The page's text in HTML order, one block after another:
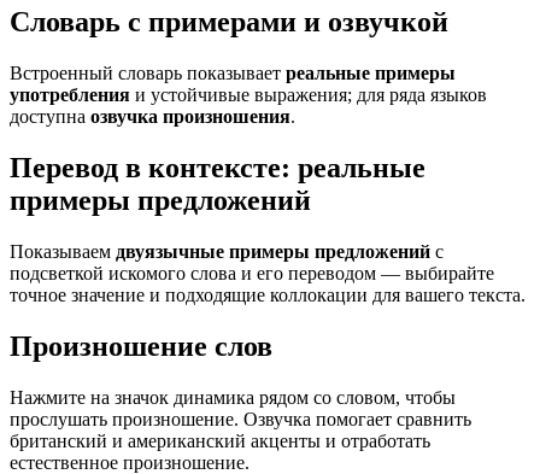
Словарь с примерами и озвучкой
Встроенный словарь показывает реальные примеры
употребления и устойчивые выражения; для ряда языков
доступна озвучка произношения.
Перевод в контексте: реальные
примеры предложений
Показываем двуязычные примеры предложений с
подсветкой искомого слова и его переводом — выбирайте
точное значение и подходящие коллокации для вашего текста.
Произношение слов
Нажмите на значок динамика рядом со словом, чтобы
прослушать произношение. Озвучка помогает сравнить
британский и американский акценты и отработать
естественное произношение.